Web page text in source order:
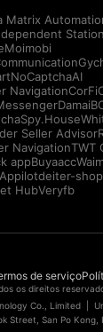
Matrix
Station
Moimobi
NoCaptchaAI
NavigationCorFi
Damai
Spy.House
Seller Advisor
NavigationTWT
appBuyaacc
Appilotdeiter-
HubVeryfb
de serviço
os direitos
Co., Limited |
Street, San Po Kong,